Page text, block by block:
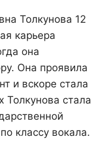
Толкунова 12
карьера
она
Она проявила
и вскоре стала
Толкунова стала
классу вокала.